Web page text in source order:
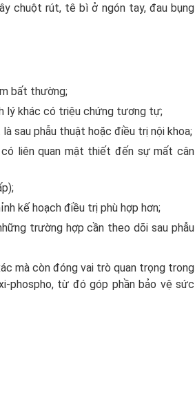
chuột rút, tê bì ở ngón tay, đau bụng
bất thường;
lý khác có triệu chứng tương tự;
sau phẫu thuật hoặc điều trị nội khoa;
liên quan mật thiết đến sự mất cân
kế hoạch điều trị phù hợp hơn;
trường hợp cần theo dõi sau phẫu
mà còn đóng vai trò quan trọng trong
phospho, từ đó góp phần bảo vệ sức